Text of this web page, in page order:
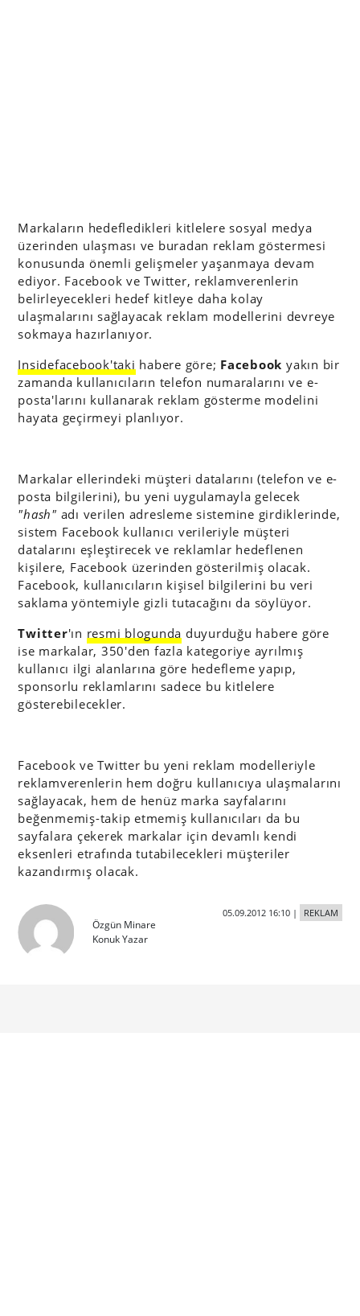
Markaların hedefledikleri kitlelere sosyal medya
üzerinden ulaşması ve buradan reklam göstermesi
konusunda önemli gelişmeler yaşanmaya devam
ediyor. Facebook ve Twitter, reklamverenlerin
belirleyecekleri hedef kitleye daha kolay
ulaşmalarını sağlayacak reklam modellerini devreye
sokmaya hazırlanıyor.
Insidefacebook'taki habere göre; Facebook yakın bir
zamanda kullanıcıların telefon numaralarını ve e-
posta'larını kullanarak reklam gösterme modelini
hayata geçirmeyi planlıyor.
Markalar ellerindeki müşteri datalarını (telefon ve e-
posta bilgilerini), bu yeni uygulamayla gelecek
"hash" adı verilen adresleme sistemine girdiklerinde,
sistem Facebook kullanıcı verileriyle müşteri
datalarını eşleştirecek ve reklamlar hedeflenen
kişilere, Facebook üzerinden gösterilmiş olacak.
Facebook, kullanıcıların kişisel bilgilerini bu veri
saklama yöntemiyle gizli tutacağını da söylüyor.
Twitter'ın resmi blogunda duyurduğu habere göre
ise markalar, 350′den fazla kategoriye ayrılmış
kullanıcı ilgi alanlarına göre hedefleme yapıp,
sponsorlu reklamlarını sadece bu kitlelere
gösterebilecekler.
Facebook ve Twitter bu yeni reklam modelleriyle
reklamverenlerin hem doğru kullanıcıya ulaşmalarını
sağlayacak, hem de henüz marka sayfalarını
beğenmemiş-takip etmemiş kullanıcıları da bu
sayfalara çekerek markalar için devamlı kendi
eksenleri etrafında tutabilecekleri müşteriler
kazandırmış olacak.
Özgün Minare
Konuk Yazar
05.09.2012 16:10| REKLAM